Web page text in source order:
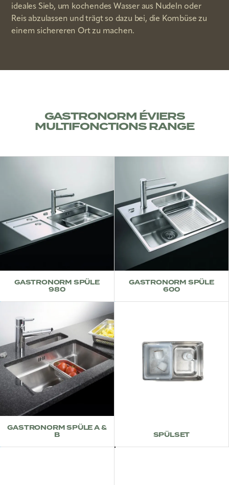
ideales Sieb, um kochendes Wasser aus Nudeln oder
Reis abzulassen und trägt so dazu bei, die Kombüse zu
einem sichereren Ort zu machen.
GASTRONORM ÉVIERS
MULTIFONCTIONS RANGE
GASTRONORM SPÜLE
980
GASTRONORM SPÜLE
600
GASTRONORM SPÜLE A &
B SPÜLSET